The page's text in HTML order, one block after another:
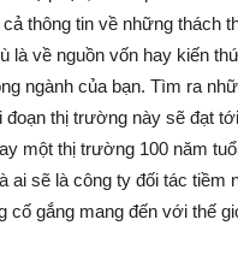
thông tin về những thách
là về nguồn vốn hay kiến
ngành của bạn. Tìm ra
đoạn thị trường này sẽ đạt
một thị trường 100 năm
ai sẽ là công ty đối tác
cố gắng mang đến với thế